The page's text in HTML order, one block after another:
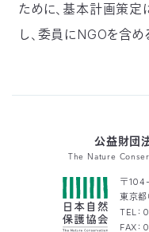
ために、基本計画策
し、委員にNGOを含め
公益財団
The Nature
〒
東京
TEL：
FAX